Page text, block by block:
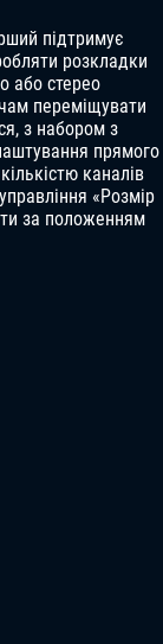
підтримує
розкладки
або стерео
переміщувати
з набором з
прямого
каналів
«Розмір
за положенням